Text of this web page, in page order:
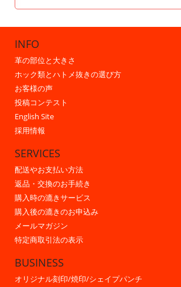
INFO
革の部位と大きさ
ホック類とハトメ抜きの選び方
お客様の声
投稿コンテスト
English Site
採用情報
SERVICES
配送やお支払い方法
返品・交換のお手続き
購入時の漉きサービス
購入後の漉きのお申込み
メールマガジン
特定商取引法の表示
BUSINESS
オリジナル刻印/焼印/シェイプパンチ